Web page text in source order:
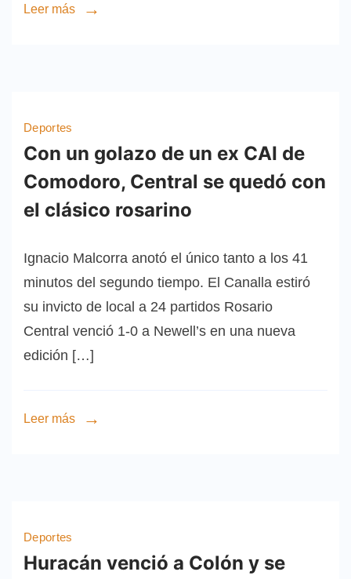
Leer más
Deportes
Con un golazo de un ex CAI de
Comodoro, Central se quedó con
el clásico rosarino
Ignacio Malcorra anotó el único tanto a los 41
minutos del segundo tiempo. El Canalla estiró
su invicto de local a 24 partidos Rosario
Central venció 1-0 a Newell’s en una nueva
edición […]
Leer más
Deportes
Huracán venció a Colón y se